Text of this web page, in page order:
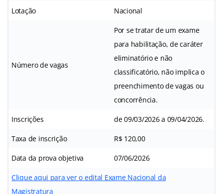
Lotação Nacional
Número de vagas
Por se tratar de um exame
para habilitação, de caráter
eliminatório e não
classificatório, não implica o
preenchimento de vagas ou
concorrência.
Inscrições de 09/03/2026 a 09/04/2026.
Taxa de inscrição R$ 120,00
Data da prova objetiva 07/06/2026
Clique aqui para ver o edital Exame Nacional da
Magistratura